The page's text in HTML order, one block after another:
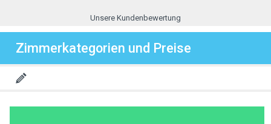
Unsere Kundenbewertung
Zimmerkategorien und Preise